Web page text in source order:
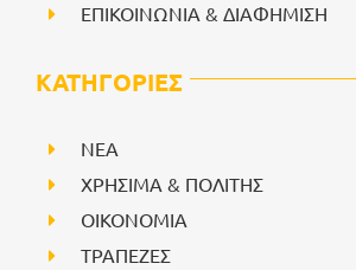
ΕΠΙΚΟΙΝΩΝΙΑ & ΔΙΑΦΗΜΙΣΗ
ΚΑΤΗΓΟΡΙΕΣ
NEA
ΧΡΗΣΙΜΑ & ΠΟΛΙΤΗΣ
ΟΙΚΟΝΟΜΙΑ
ΤΡΑΠΕΖΕΣ